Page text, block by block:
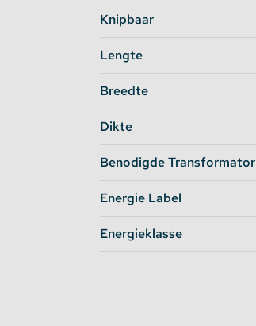
Knipbaar
Lengte
Breedte
Dikte
Benodigde Transformator
Energie Label
Energieklasse